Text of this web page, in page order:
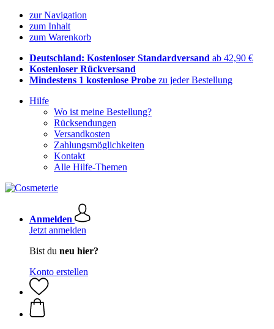
zur Navigation
zum Inhalt
zum Warenkorb
Deutschland: Kostenloser Standardversand ab 42,90 €
Kostenloser Rückversand
Mindestens 1 kostenlose Probe zu jeder Bestellung
Hilfe
Wo ist meine Bestellung?
Rücksendungen
Versandkosten
Zahlungsmöglichkeiten
Kontakt
Alle Hilfe-Themen
Anmelden
Jetzt anmelden
Bist du neu hier?
Konto erstellen